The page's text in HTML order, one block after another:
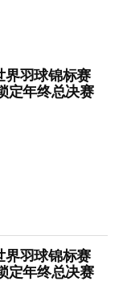
界羽球锦标赛
定年终总决赛
界羽球锦标赛
定年终总决赛